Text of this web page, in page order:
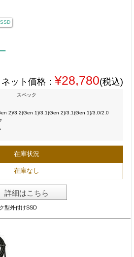
ネット価格： ¥28,780(税込)
スペック
2)/3.2(Gen 1)/3.1(Gen 2)/3.1(Gen 1)/3.0/2.0
在庫状況
在庫なし
詳細はこちら
型外付けSSD